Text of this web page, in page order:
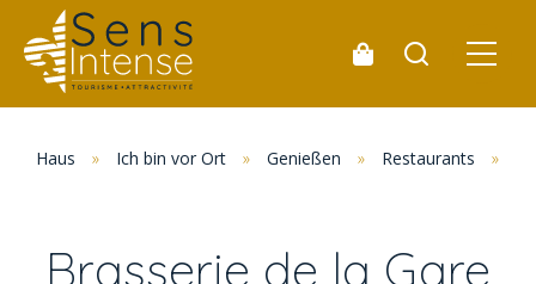
Haus » Ich bin vor Ort » Genießen » Restaurants »
Brasserie de la Gare